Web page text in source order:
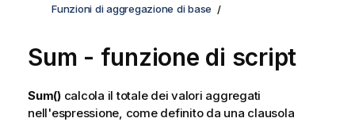
Funzioni di aggregazione di base
Sum - funzione di script
Sum()calcola il totale dei valori aggregati
nell'espressione, come definito da una clausola